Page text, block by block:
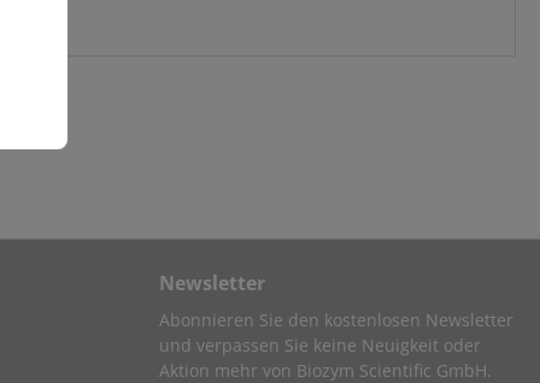
Newsletter
Abonnieren Sie den kostenlosen Newsletter
und verpassen Sie keine Neuigkeit oder
Aktion mehr von Biozym Scientific GmbH.